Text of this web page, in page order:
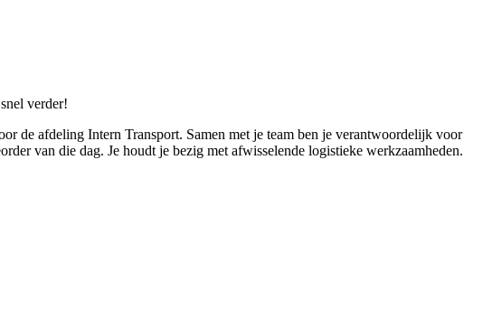
verder!
de afdeling Intern Transport. Samen met je team ben je verantwoordelijk voor
van die dag. Je houdt je bezig met afwisselende logistieke werkzaamheden.